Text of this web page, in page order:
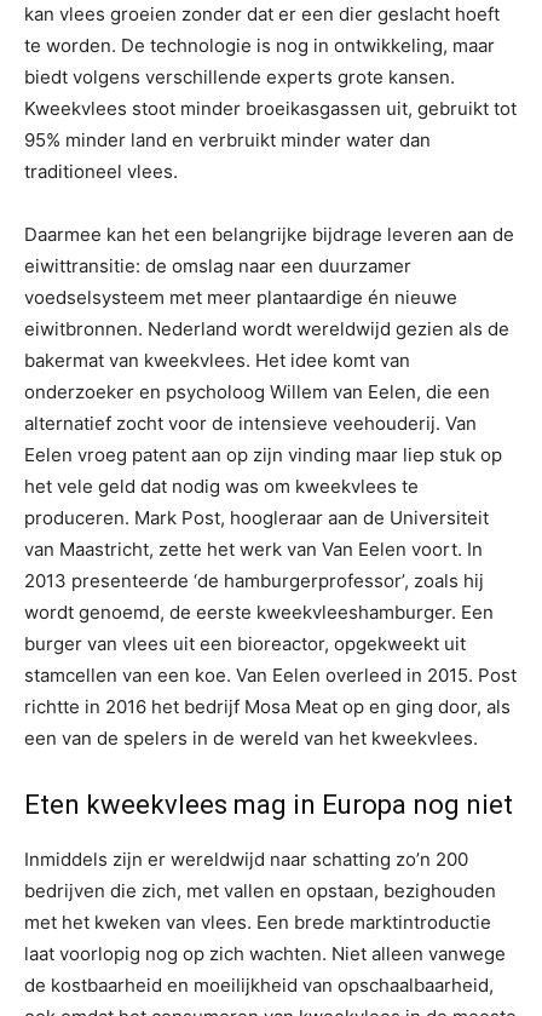
kan vlees groeien zonder dat er een dier geslacht hoeft
te worden. De technologie is nog in ontwikkeling, maar
biedt volgens verschillende experts grote kansen.
Kweekvlees stoot minder broeikasgassen uit, gebruikt tot
95% minder land en verbruikt minder water dan
traditioneel vlees.
Daarmee kan het een belangrijke bijdrage leveren aan de
eiwittransitie: de omslag naar een duurzamer
voedselsysteem met meer plantaardige én nieuwe
eiwitbronnen. Nederland wordt wereldwijd gezien als de
bakermat van kweekvlees. Het idee komt van
onderzoeker en psycholoog Willem van Eelen, die een
alternatief zocht voor de intensieve veehouderij. Van
Eelen vroeg patent aan op zijn vinding maar liep stuk op
het vele geld dat nodig was om kweekvlees te
produceren. Mark Post, hoogleraar aan de Universiteit
van Maastricht, zette het werk van Van Eelen voort. In
2013 presenteerde ‘de hamburgerprofessor’, zoals hij
wordt genoemd, de eerste kweekvleeshamburger. Een
burger van vlees uit een bioreactor, opgekweekt uit
stamcellen van een koe. Van Eelen overleed in 2015. Post
richtte in 2016 het bedrijf Mosa Meat op en ging door, als
een van de spelers in de wereld van het kweekvlees.
Eten kweekvlees mag in Europa nog niet
Inmiddels zijn er wereldwijd naar schatting zo’n 200
bedrijven die zich, met vallen en opstaan, bezighouden
met het kweken van vlees. Een brede marktintroductie
laat voorlopig nog op zich wachten. Niet alleen vanwege
de kostbaarheid en moeilijkheid van opschaalbaarheid,